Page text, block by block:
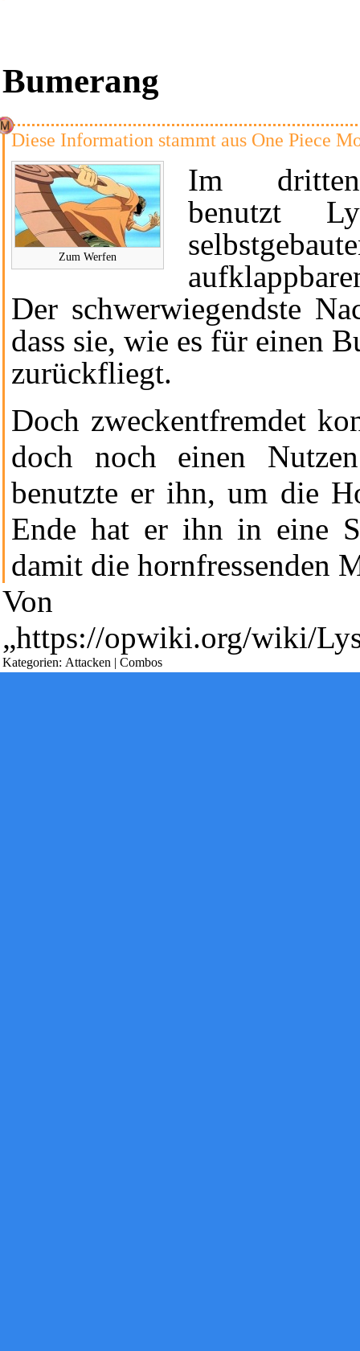
Bumerang
Diese Information stammt aus One Piece
Zum Werfen
Im
benutzt
Der schwerwiegendste
dass sie, wie es für einen
zurückfliegt.
Doch zweckentfremdet
doch noch einen
benutzte er ihn, um die
Ende hat er ihn in eine
damit die hornfressenden
Von
„https://opwiki.org/wiki/
Kategorien: Attacken | Combos
Diese Seite wurde zuletzt am 2. Juli 2023 um 20:38 Uhr
[6 beobachtende Benutzer]
Datenschutz-Optionen